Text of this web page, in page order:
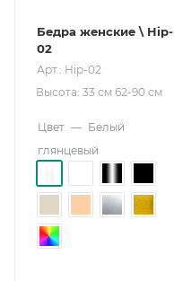
Бедра женские \ Hip-
02
Арт.: Hip-02
Высота: 33 см 62-90 см
Цвет — Белый
глянцевый